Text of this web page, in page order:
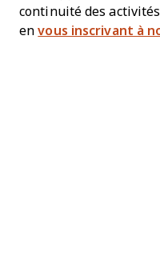
continuité des
envous inscrivant à